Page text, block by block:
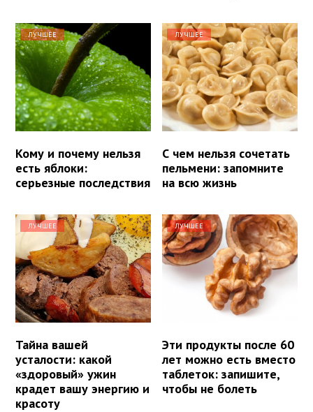
ЛУЧШЕЕ
Кому и почему нельзя
есть яблоки:
серьезные последствия
ЛУЧШЕЕ
С чем нельзя сочетать
пельмени: запомните
на всю жизнь
ЛУЧШЕЕ
Тайна вашей
усталости: какой
«здоровый» ужин
крадет вашу энергию и
красоту
ЛУЧШЕЕ
Эти продукты после 60
лет можно есть вместо
таблеток: запишите,
чтобы не болеть